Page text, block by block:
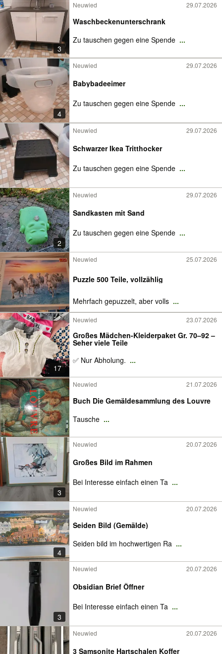
3
Neuwied 29.07.2026
Waschbeckenunterschrank
Zu tauschen gegen eine Spende ...
4
Neuwied 29.07.2026
Babybadeeimer
Zu tauschen gegen eine Spende ...
Neuwied 29.07.2026
Schwarzer Ikea Tritthocker
Zu tauschen gegen eine Spende ...
2
Neuwied 29.07.2026
Sandkasten mit Sand
Zu tauschen gegen eine Spende ...
Neuwied 25.07.2026
Puzzle 500 Teile, vollzählig
Mehrfach gepuzzelt, aber volls ...
17
Neuwied 23.07.2026
Großes Mädchen-Kleiderpaket Gr. 70–92 –
Seher viele Teile
✅ Nur Abholung. ...
Neuwied 21.07.2026
Buch Die Gemäldesammlung des Louvre
Tausche ...
3
Neuwied 20.07.2026
Großes Bild im Rahmen
Bei Interesse einfach einen Ta ...
4
Neuwied 20.07.2026
Seiden Bild (Gemälde)
Seiden bild im hochwertigen Ra ...
3
Neuwied 20.07.2026
Obsidian Brief Öffner
Bei Interesse einfach einen Ta ...
Neuwied 20.07.2026
3 Samsonite Hartschalen Koffer